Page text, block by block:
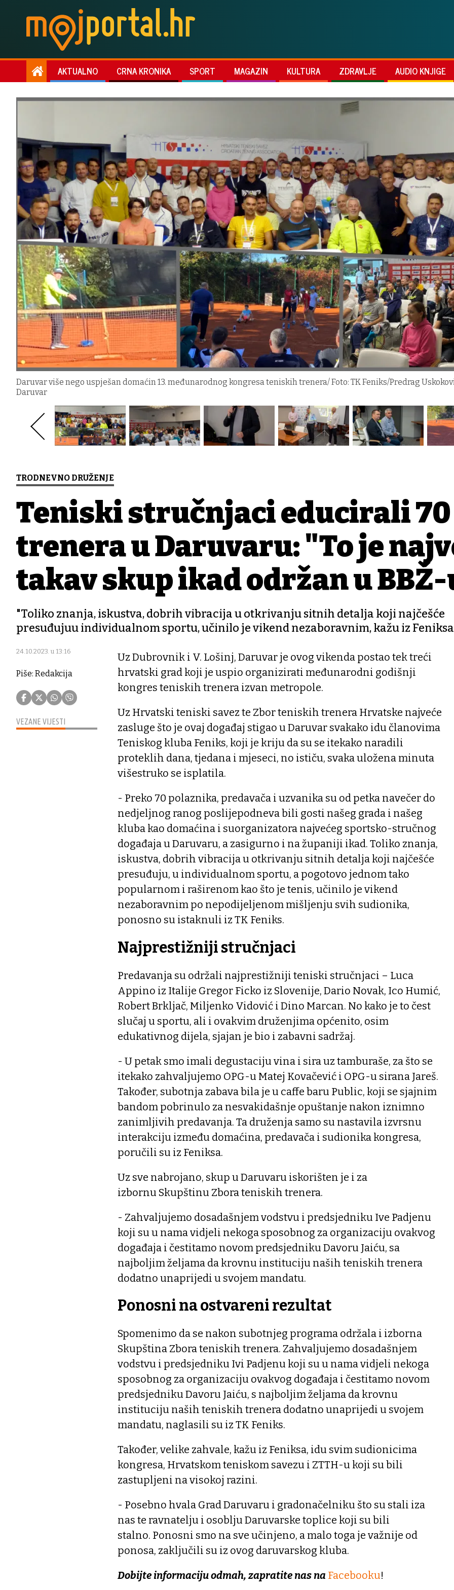
AKTUALNO CRNA KRONIKA SPORT MAGAZIN KULTURA ZDRAVLJE AUDIO KNJIGE
Daruvar više nego uspješan domaćin 13. međunarodnog kongresa teniskih trenera/ Foto: TK Feniks/Predrag
Daruvar
TRODNEVNO DRUŽENJE
Teniski stručnjaci educirali 70
trenera u Daruvaru: "To je
takav skup ikad održan u
"Toliko znanja, iskustva, dobrih vibracija u otkrivanju sitnih detalja koji najčešće
presuđujuu individualnom sportu, učinilo je vikend nezaboravnim, kažu iz Feniksa
24.10.2023. u 13:16
Piše: Redakcija
VEZANE VIJESTI
Uz Dubrovnik i V. Lošinj, Daruvar je ovog vikenda postao tek treći
hrvatski grad koji je uspio organizirati međunarodni godišnji
kongres teniskih trenera izvan metropole.
Uz Hrvatski teniski savez te Zbor teniskih trenera Hrvatske najveće
zasluge što je ovaj događaj stigao u Daruvar svakako idu članovima
Teniskog kluba Feniks, koji je kriju da su se itekako naradili
proteklih dana, tjedana i mjeseci, no ističu, svaka uložena minuta
višestruko se isplatila.
- Preko 70 polaznika, predavača i uzvanika su od petka navečer do
nedjeljnog ranog poslijepodneva bili gosti našeg grada i našeg
kluba kao domaćina i suorganizatora najvećeg sportsko-stručnog
događaja u Daruvaru, a zasigurno i na županiji ikad. Toliko znanja,
iskustva, dobrih vibracija u otkrivanju sitnih detalja koji najčešće
presuđuju, u individualnom sportu, a pogotovo jednom tako
popularnom i raširenom kao što je tenis, učinilo je vikend
nezaboravnim po nepodijeljenom mišljenju svih sudionika,
ponosno su istaknuli iz TK Feniks.
Najprestižniji stručnjaci
Predavanja su održali najprestižniji teniski stručnjaci – Luca
Appino iz Italije Gregor Ficko iz Slovenije, Dario Novak, Ico Humić,
Robert Brkljač, Miljenko Vidović i Dino Marcan. No kako je to čest
slučaj u sportu, ali i ovakvim druženjima općenito, osim
edukativnog dijela, sjajan je bio i zabavni sadržaj.
- U petak smo imali degustaciju vina i sira uz tamburaše, za što se
itekako zahvaljujemo OPG-u Matej Kovačević i OPG-u sirana Jareš.
Također, subotnja zabava bila je u caffe baru Public, koji se sjajnim
bandom pobrinulo za nesvakidašnje opuštanje nakon iznimno
zanimljivih predavanja. Ta druženja samo su nastavila izvrsnu
interakciju između domaćina, predavača i sudionika kongresa,
poručili su iz Feniksa.
Uz sve nabrojano, skup u Daruvaru iskorišten je i za
izbornu Skupštinu Zbora teniskih trenera.
- Zahvaljujemo dosadašnjem vodstvu i predsjedniku Ive Padjenu
koji su u nama vidjeli nekoga sposobnog za organizaciju ovakvog
događaja i čestitamo novom predsjedniku Davoru Jaiću, sa
najboljim željama da krovnu instituciju naših teniskih trenera
dodatno unaprijedi u svojem mandatu.
Ponosni na ostvareni rezultat
Spomenimo da se nakon subotnjeg programa održala i izborna
Skupština Zbora teniskih trenera. Zahvaljujemo dosadašnjem
vodstvu i predsjedniku Ivi Padjenu koji su u nama vidjeli nekoga
sposobnog za organizaciju ovakvog događaja i čestitamo novom
predsjedniku Davoru Jaiću, s najboljim željama da krovnu
instituciju naših teniskih trenera dodatno unaprijedi u svojem
mandatu, naglasili su iz TK Feniks.
Također, velike zahvale, kažu iz Feniksa, idu svim sudionicima
kongresa, Hrvatskom teniskom savezu i ZTTH-u koji su bili
zastupljeni na visokoj razini.
- Posebno hvala Grad Daruvaru i gradonačelniku što su stali iza
nas te ravnatelju i osoblju Daruvarske toplice koji su bili
stalno. Ponosni smo na sve učinjeno, a malo toga je važnije od
ponosa, zaključili su iz ovog daruvarskog kluba.
Dobijte informaciju odmah, zapratite nas na Facebooku!